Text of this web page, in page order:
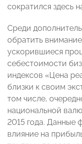
сократился здесь
Среди
обратить
ускорившиеся
себестоимости
индексов «Цена
близки к своим
том числе,
национальной
2015 года. Данные
влияние на